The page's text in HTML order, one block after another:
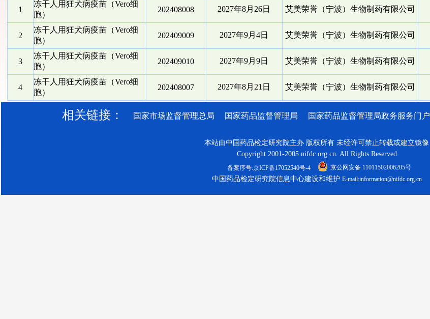
1
冻干人用狂犬病疫苗（Vero细
胞）
202408008 2027年8月26日 艾美荣誉（宁波）生物制药有限公司
2
冻干人用狂犬病疫苗（Vero细
胞）
202409009 2027年9月4日 艾美荣誉（宁波）生物制药有限公司
3
冻干人用狂犬病疫苗（Vero细
胞）
202409010 2027年9月9日 艾美荣誉（宁波）生物制药有限公司
4
冻干人用狂犬病疫苗（Vero细
胞）
202408007 2027年8月21日 艾美荣誉（宁波）生物制药有限公司
相关链接： 国家市场监督管理总局 国家药品监督管理局 国家药品监督管理局政务服务门户
本站由中国药品检定研究院主办 版权所有 未经许可禁止转载或建立镜像
Copyright 2001-2005 nifdc.org.cn. All Rights Reserved
备案序号:京ICP备17052540号-4 京公网安备 11011502006205号
中国药品检定研究院信息中心建设和维护 E-mail:information@nifdc.org.cn